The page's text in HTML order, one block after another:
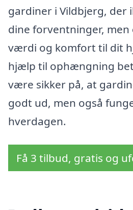
gardiner i Vildbjerg, der
dine forventninger,
værdi og komfort til dit
hjælp til ophængning
være sikker på, at
godt ud, men også
hverdagen.
Få 3 tilbud, gratis og